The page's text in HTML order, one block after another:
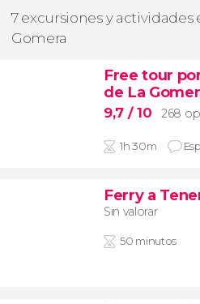
7 excursiones y actividades
Gomera
Free tour
de La
9,7 / 10 268
1h 30m
Ferry a
Sin valorar
50 minutos